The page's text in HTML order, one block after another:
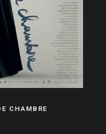
CHAMBRE